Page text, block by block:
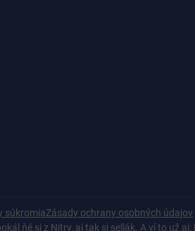
súkromiaZásady ochrany osobných údajov
ňé si z Nitry, aj tak si sellák. A ví to už aj: